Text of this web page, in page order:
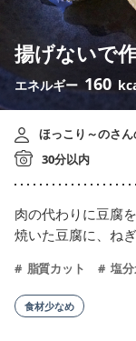
揚げないで
エネルギー 160
ほっこり～のさ
30分以内
肉の代わりに豆腐
焼いた豆腐に、ね
脂質カット 塩
食材少なめ